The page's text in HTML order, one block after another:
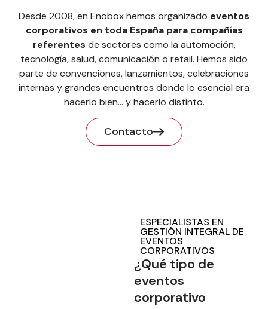
Desde 2008, en Enobox hemos organizado eventos
corporativos en toda España para compañías
referentes de sectores como la automoción,
tecnología, salud, comunicación o retail. Hemos sido
parte de convenciones, lanzamientos, celebraciones
internas y grandes encuentros donde lo esencial era
hacerlo bien… y hacerlo distinto.
Contacto
ESPECIALISTAS EN
GESTIÓN INTEGRAL DE
EVENTOS
CORPORATIVOS
¿Qué tipo de
eventos
corporativo